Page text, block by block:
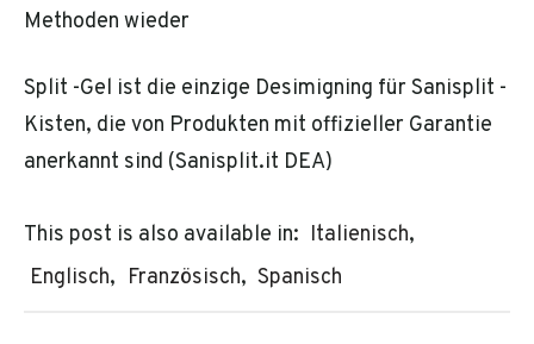
Methoden wieder
Split -Gel ist die einzige Desimigning für Sanisplit -
Kisten, die von Produkten mit offizieller Garantie
anerkannt sind (Sanisplit.it DEA)
This post is also available in: Italienisch
Englisch
Französisch Spanisch